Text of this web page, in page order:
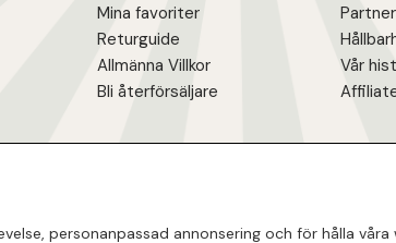
Mina favoriter
Returguide
Allmänna Villkor
Bli återförsäljare
Vår
personanpassad annonsering och för hålla